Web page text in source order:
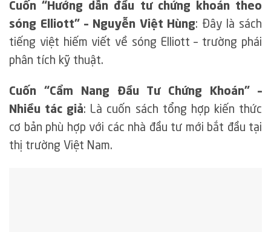
Cuốn “Hướng dẫn đầu tư chứng khoán theo
sóng Elliott” – Nguyễn Việt Hùng: Đây là sách
tiếng việt hiếm viết về sóng Elliott – trường phái
phân tích kỹ thuật.
Cuốn “Cẩm Nang Đầu Tư Chứng Khoán” –
Nhiều tác giả: Là cuốn sách tổng hợp kiến thức
cơ bản phù hợp với các nhà đầu tư mới bắt đầu tại
thị trường Việt Nam.